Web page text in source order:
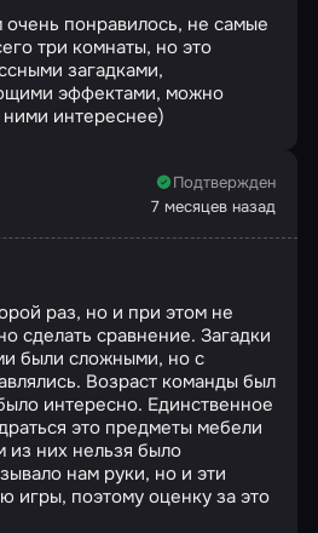
понравилось, не самые
три комнаты, но это
загадками,
эффектами, можно
интереснее)
Подтвержден
7 месяцев назад
раз, но и при этом не
сделать сравнение. Загадки
были сложными, но с
Возраст команды был
интересно. Единственное
это предметы мебели
из них нельзя было
нам руки, но и эти
игры, поэтому оценку за это